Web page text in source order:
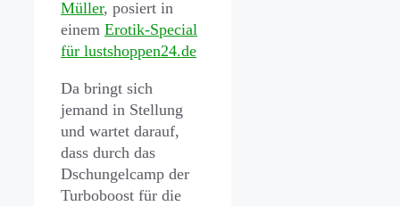
Müller, posiert in
einem Erotik-Special
für lustshoppen24.de
Da bringt sich
jemand in Stellung
und wartet darauf,
dass durch das
Dschungelcamp der
Turboboost für die